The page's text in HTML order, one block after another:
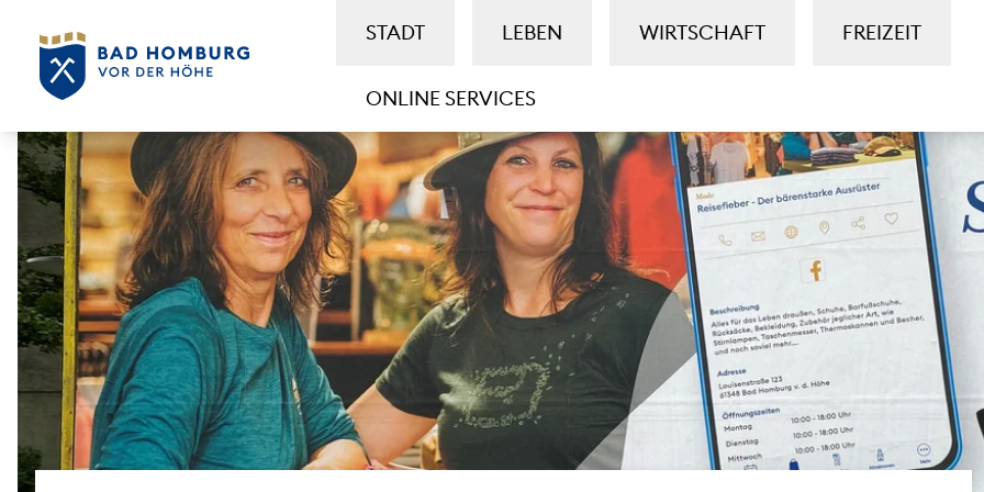
STADT LEBEN WIRTSCHAFT FREIZEIT
ONLINE SERVICES